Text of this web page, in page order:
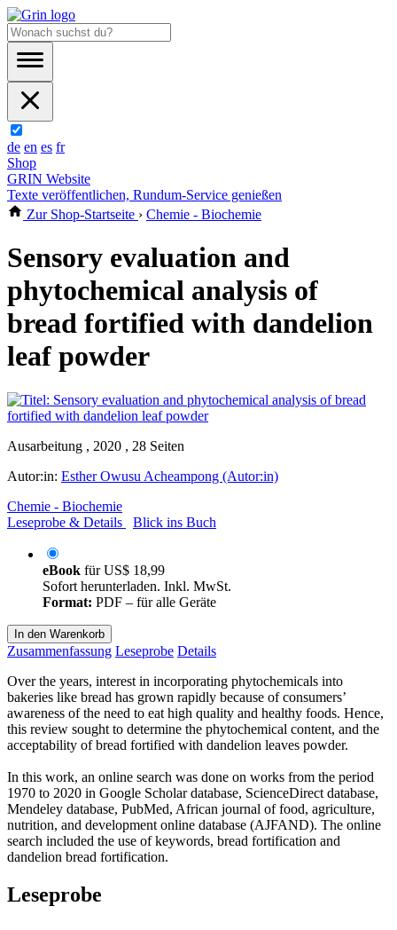
de en es fr
Shop
GRIN Website
Texte veröffentlichen, Rundum-Service genießen
Zur Shop-Startseite › Chemie - Biochemie
Sensory evaluation and
phytochemical analysis of
bread fortified with dandelion
leaf powder
Ausarbeitung , 2020 , 28 Seiten
Autor:in: Esther Owusu Acheampong (Autor:in)
Chemie - Biochemie
Leseprobe & Details
Blick ins Buch
eBook fürUS$ 18,99
Sofort herunterladen. Inkl. MwSt.
Format: PDF – für alle Geräte
In den Warenkorb
Zusammenfassung Leseprobe Details
Over the years, interest in incorporating phytochemicals into
bakeries like bread has grown rapidly because of consumers’
awareness of the need to eat high quality and healthy foods. Hence,
this review sought to determine the phytochemical content, and the
acceptability of bread fortified with dandelion leaves powder.
In this work, an online search was done on works from the period
1970 to 2020 in Google Scholar database, ScienceDirect database,
Mendeley database, PubMed, African journal of food, agriculture,
nutrition, and development online database (AJFAND). The online
search included the use of keywords, bread fortification and
dandelion bread fortification.
Leseprobe